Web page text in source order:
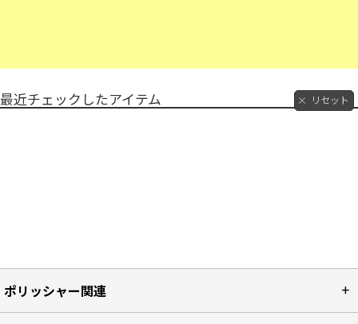
最近チェックしたアイテム リセット
ポリッシャー関連